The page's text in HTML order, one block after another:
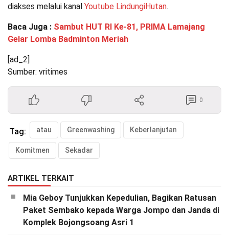
diakses melalui kanal Youtube LindungiHutan.
Baca Juga : Sambut HUT RI Ke-81, PRIMA Lamajang
Gelar Lomba Badminton Meriah
[ad_2]
Sumber: vritimes
0
Tag: atau Greenwashing Keberlanjutan
Komitmen Sekadar
ARTIKEL TERKAIT
Mia Geboy Tunjukkan Kepedulian, Bagikan Ratusan
Paket Sembako kepada Warga Jompo dan Janda di
Komplek Bojongsoang Asri 1